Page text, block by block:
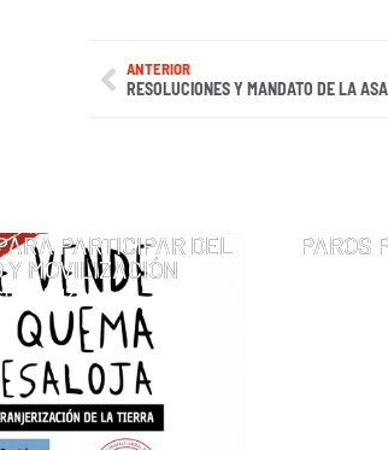
ANTERIOR
RESOLUCIONES Y MANDATO DE LA
PARTICIPAR DEL
MOVILIZACIÓN
6, 2026
PAROS